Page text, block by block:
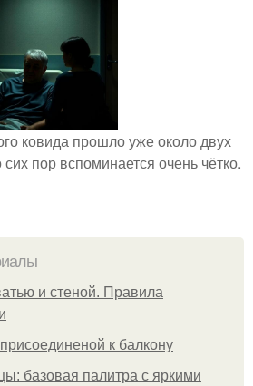
ковида прошло уже около двух
пор вспоминается очень чётко.
и стеной. Правила
к балкону
базовая палитра с яркими